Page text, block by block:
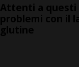
Attenti a questi
problemi con il
glutine